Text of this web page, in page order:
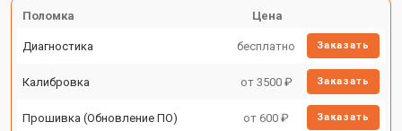
Поломка Цена
Диагностика бесплатно Заказать
Калибровка от 3500 ₽ Заказать
Прошивка (Обновление ПО) от 600 ₽ Заказать